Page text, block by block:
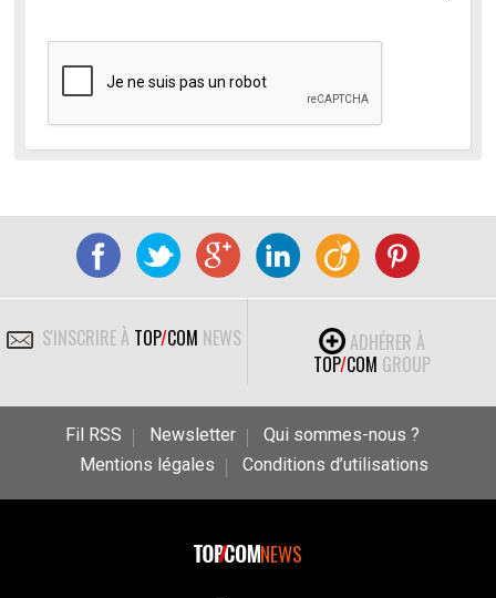
S'INSCRIRE À TOP/COM NEWS
ADHÉRER À
TOP/COM GROUP
Fil RSS Newsletter
Qui sommes-nous ?
Mentions légales
Conditions d’utilisations
NEWS